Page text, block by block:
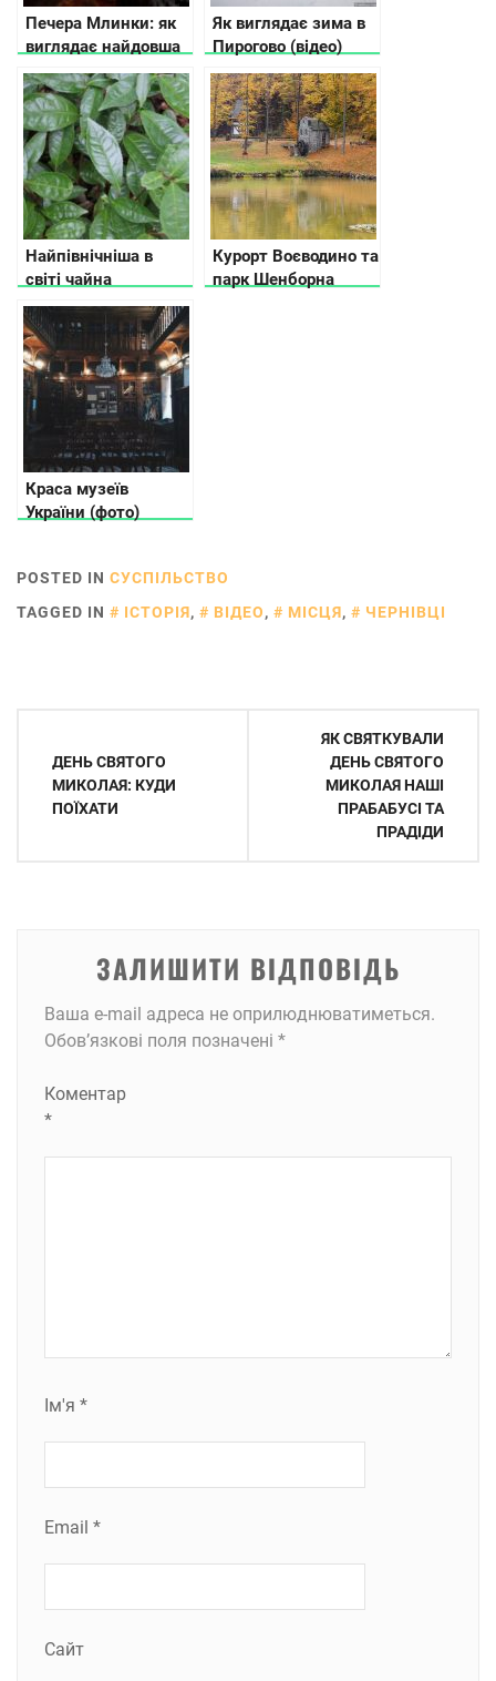
Печера Млинки: як
виглядає найдовша
горизонтальна
печера в Україні
Як виглядає зима в
Пирогово (відео)
Найпівнічніша в
світі чайна
плантація
знаходиться в
Мукачево
Курорт Воєводино та
парк Шенборна
Краса музеїв
України (фото)
POSTED IN СУСПІЛЬСТВО
TAGGED IN
ІСТОРІЯ, ВІДЕО, МІСЦЯ, ЧЕРНІВЦІ
записів
ДЕНЬ СВЯТОГО
МИКОЛАЯ: КУДИ
ПОЇХАТИ
ЯК СВЯТКУВАЛИ
ДЕНЬ СВЯТОГО
МИКОЛАЯ НАШІ
ПРАБАБУСІ ТА
ПРАДІДИ
ЗАЛИШИТИ ВІДПОВІДЬ
Ваша e-mail адреса не оприлюднюватиметься.
Обов’язкові поля позначені *
Коментар
*
Ім'я *
Email *
Сайт